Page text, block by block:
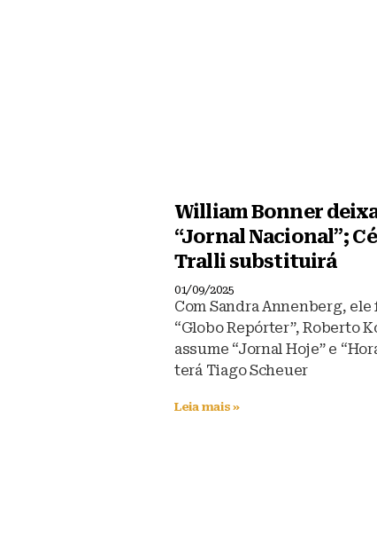
William Bonner
“Jornal Nacional”;
Tralli substituirá
01/09/2025
Com Sandra Annenberg, ele
“Globo Repórter”, Roberto
assume “Jornal Hoje” e
terá Tiago Scheuer
Leia mais »